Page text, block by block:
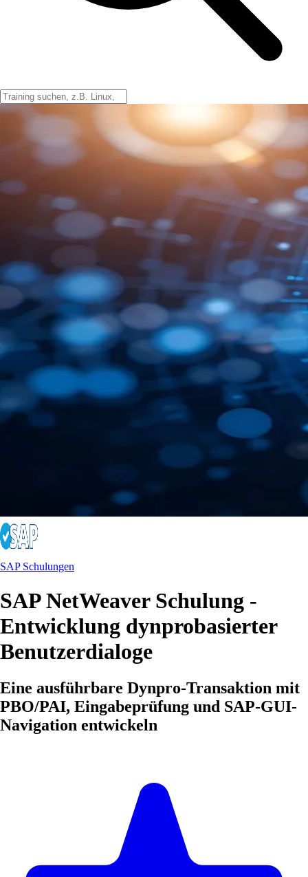
SAP Schulungen
SAP NetWeaver Schulung -
Entwicklung dynprobasierter
Benutzerdialoge
Eine ausführbare Dynpro-Transaktion mit
PBO/PAI, Eingabeprüfung und SAP-GUI-
Navigation entwickeln